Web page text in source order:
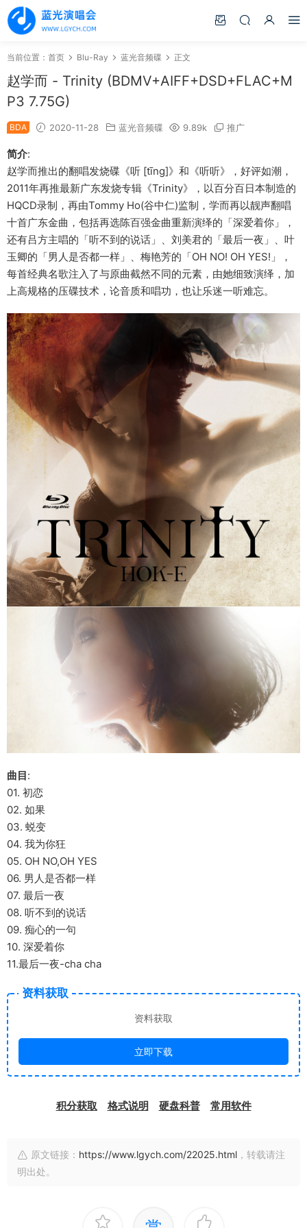
当前位置： 首页 Blu-Ray 蓝光音频碟 正文
赵学而 - Trinity (BDMV+AIFF+DSD+FLAC+M
P3 7.75G)
BDA 2020-11-28 蓝光音频碟 9.89k 推广
简介:
赵学而推出的翻唱发烧碟《听 [tīng]》和《听听》，好评如潮，
2011年再推最新广东发烧专辑《Trinity》，以百分百日本制造的
HQCD录制，再由Tommy Ho(谷中仁)监制，学而再以靓声翻唱
十首广东金曲，包括再选陈百强金曲重新演绎的「深爱着你」，
还有吕方主唱的「听不到的说话」、刘美君的「最后一夜」、叶
玉卿的「男人是否都一样」、梅艳芳的「OH NO! OH YES!」，
每首经典名歌注入了与原曲截然不同的元素，由她细致演绎，加
上高规格的压碟技术，论音质和唱功，也让乐迷一听难忘。
曲目 :
01. 初恋
02. 如果
03. 蜕变
04. 我为你狂
05. OH NO,OH YES
06. 男人是否都一样
07. 最后一夜
08. 听不到的说话
09. 痴心的一句
10. 深爱着你
11.最后一夜-cha cha
资料获取
资料获取
立即下载
积分获取 格式说明 硬盘科普 常用软件
原文链接： https://www.lgych.com/22025.html ，转载请注
明出处。